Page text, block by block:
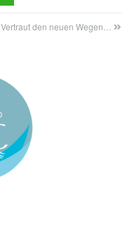
Vertraut den neuen Wegen…